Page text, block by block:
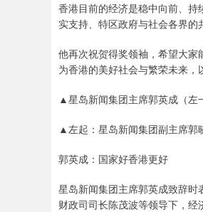
香港目前的经济是稳中向前、
实支持、特区政府与社会各界的
他再次祝贺得奖领袖，希望大
为香港的美好社会与繁荣未来，
▲星岛新闻集团主席郭英成（左
▲左起：星岛新闻集团副主席郭
郭英成：国家好香港更好
星岛新闻集团主席郭英成致辞时
财政司司长陈茂波等领导下，